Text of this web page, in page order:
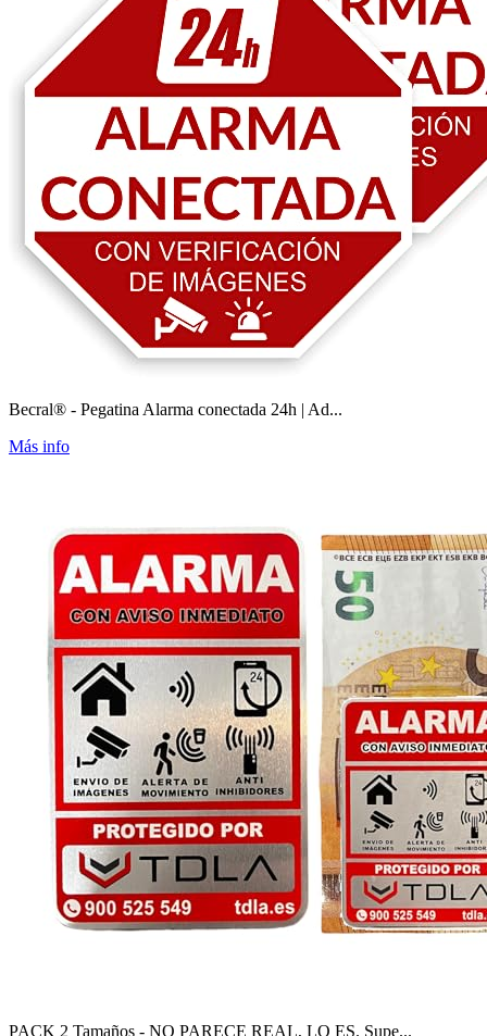
Becral® - Pegatina Alarma conectada 24h | Ad...
Más info
PACK 2 Tamaños - NO PARECE REAL, LO ES. Supe...